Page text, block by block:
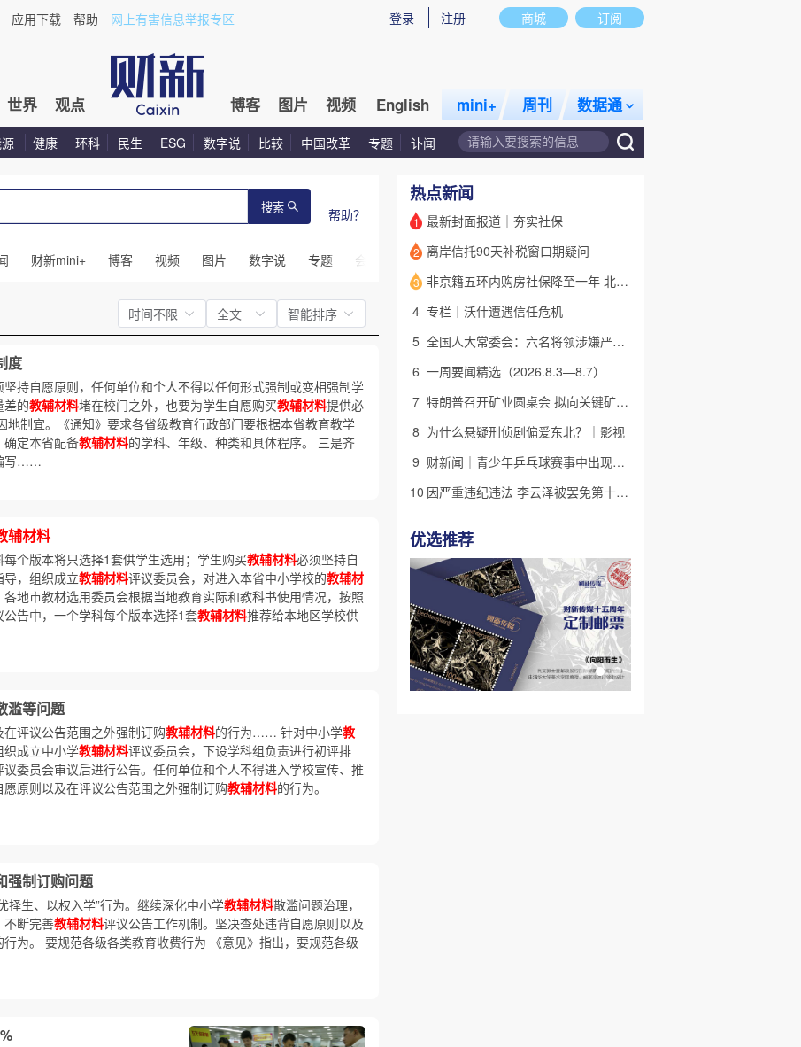
商城 订阅
登录 注册
应用下载 帮助 网上有害信息举报专区
世界 观点 博客 图片 视频 English mini+ 周刊 数据通
健康 环科 民生 ESG 数字说 比较 中国改革 专题 讣闻
搜索 帮助？
财新mini+ 博客 视频 图片 数字说 专题 会议 话题 特别呈现 私房课
时间不限 全文 智能排序
度
坚持自愿原则，任何单位和个人不得以任何形式强制或变相强制学
的教辅材料堵在校门之外，也要为学生自愿购买教辅材料提供必
制宜。《通知》要求各省级教育行政部门要根据本省教育教学
确定本省配备教辅材料的学科、年级、种类和具体程序。 三是齐
写……
辅材料
每个版本将只选择1套供学生选用；学生购买教辅材料必须坚持自
导，组织成立教辅材料评议委员会，对进入本省中小学校的教辅材
地市教材选用委员会根据当地教育实际和教科书使用情况，按照
公告中，一个学科每个版本选择1套教辅材料推荐给本地区学校供
滥等问题
评议公告范围之外强制订购教辅材料的行为…… 针对中小学教
成立中小学教辅材料评议委员会，下设学科组负责进行初评排
议委员会审议后进行公告。任何单位和个人不得进入学校宣传、推
原则以及在评议公告范围之外强制订购教辅材料的行为。
强制订购问题
择生、以权入学”行为。继续深化中小学教辅材料散滥问题治理，
不断完善教辅材料评议公告工作机制。坚决查处违背自愿原则以及
行为。 要规范各级各类教育收费行为 《意见》指出，要规范各级
热点新闻
1 最新封面报道｜夯实社保
2 离岸信托90天补税窗口期疑问
3
非京籍五环内购房社保降至一年 北京市公积金最高可贷340万元
4 专栏｜沃什遭遇信任危机
5
全国人大常委会：六名将领涉嫌严重违纪违法 被罢免全国人大代表
6 一周要闻精选（2026.8.3—8.7）
7
特朗普召开矿业圆桌会 拟向关键矿产投资超20亿美元
8 为什么悬疑刑侦剧偏爱东北？｜影视
9
财新闻｜青少年乒乓球赛事中出现严重赛风赛纪问题，乒协发文
10
因严重违纪违法 李云泽被罢免第十四届全国人大代表职务
优选推荐